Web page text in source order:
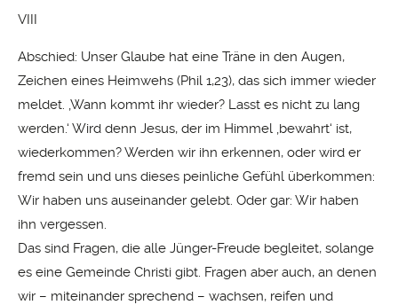
VIII
Abschied: Unser Glaube hat eine Träne in den Augen,
Zeichen eines Heimwehs (Phil 1,23), das sich immer wieder
meldet. ‚Wann kommt ihr wieder? Lasst es nicht zu lang
werden.‘ Wird denn Jesus, der im Himmel ‚bewahrt‘ ist,
wiederkommen? Werden wir ihn erkennen, oder wird er
fremd sein und uns dieses peinliche Gefühl überkommen:
Wir haben uns auseinander gelebt. Oder gar: Wir haben
ihn vergessen.
Das sind Fragen, die alle Jünger-Freude begleitet, solange
es eine Gemeinde Christi gibt. Fragen aber auch, an denen
wir – miteinander sprechend – wachsen, reifen und